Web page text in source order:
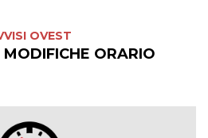
OVEST
ORARIO